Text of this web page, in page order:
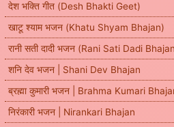
देश भक्ति गीत (Desh Bhakti Geet)
खाटू श्याम भजन (Khatu Shyam Bhajan)
रानी सती दादी भजन (Rani Sati Dadi
शनि देव भजन | Shani Dev Bhajan
ब्रह्मा कुमारी भजन | Brahma Kumari
निरंकारी भजन | Nirankari Bhajan